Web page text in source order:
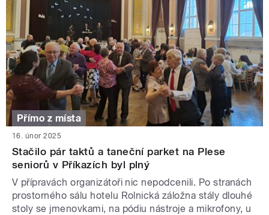
Přímo z místa
16. únor 2025
Stačilo pár taktů a taneční parket na Plese
seniorů v Příkazích byl plný
V přípravách organizátoři nic nepodcenili. Po stranách
prostorného sálu hotelu Rolnická záložna stály dlouhé
stoly se jmenovkami, na pódiu nástroje a mikrofony, u